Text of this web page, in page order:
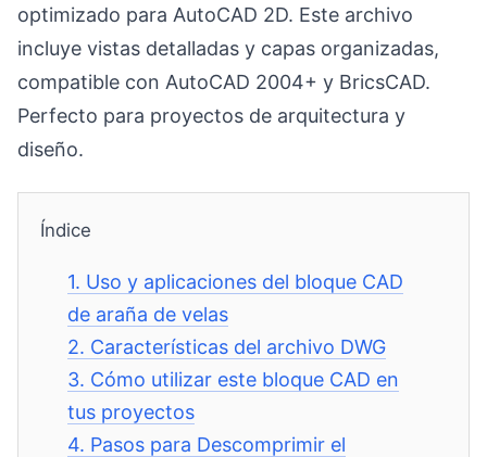
optimizado para AutoCAD 2D. Este archivo
incluye vistas detalladas y capas organizadas,
compatible con AutoCAD 2004+ y BricsCAD.
Perfecto para proyectos de arquitectura y
diseño.
Índice
1. Uso y aplicaciones del bloque CAD
de araña de velas
2. Características del archivo DWG
3. Cómo utilizar este bloque CAD en
tus proyectos
4. Pasos para Descomprimir el